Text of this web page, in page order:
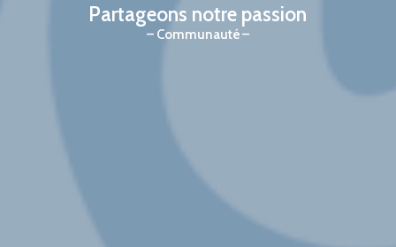
Partageons notre passion
Communauté